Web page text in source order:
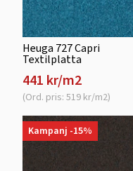
Heuga 727 Capri
Textilplatta
441 kr/m2
(Ord. pris: 519 kr/m2)
Kampanj -15%